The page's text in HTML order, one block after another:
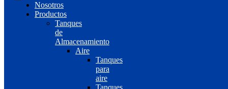
Nosotros
Productos
Tanques
de
Almacenamiento
Aire
Tanques
para
aire
Tanques